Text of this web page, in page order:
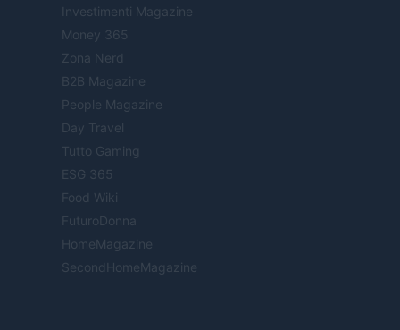
Investimenti Magazine
Money 365
Zona Nerd
B2B Magazine
People Magazine
Day Travel
Tutto Gaming
ESG 365
Food Wiki
FuturoDonna
HomeMagazine
SecondHomeMagazine